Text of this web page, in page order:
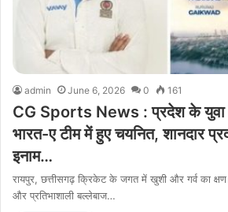
admin June 6, 2026 0 161
CG Sports News : प्रदेश के युवा
भारत-ए टीम में हुए चयनित, शानदार
इनाम…
रायपुर, छत्तीसगढ़ क्रिकेट के जगत में खुशी और गर्व का
और प्रतिभाशाली बल्लेबाज…